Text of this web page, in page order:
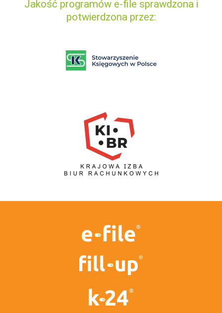
Jakość programów e-file sprawdzona i
potwierdzona przez: